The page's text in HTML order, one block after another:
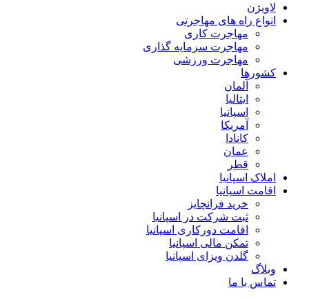
لاویژن
انواع راه های مهاجرتی
مهاجرت کاری
مهاجرت سرمایه گذاری
مهاجرت ورزشی
کشورها
آلمان
ایتالیا
اسپانیا
آمریکا
کانادا
عمان
قطر
املاک اسپانیا
اقامت اسپانیا
خرید فرانچایز
ثبت شرکت در اسپانیا
اقامت دورکاری اسپانیا
تمکن مالی اسپانیا
گلدن ویزای اسپانیا
وبلاگ
تماس با ما